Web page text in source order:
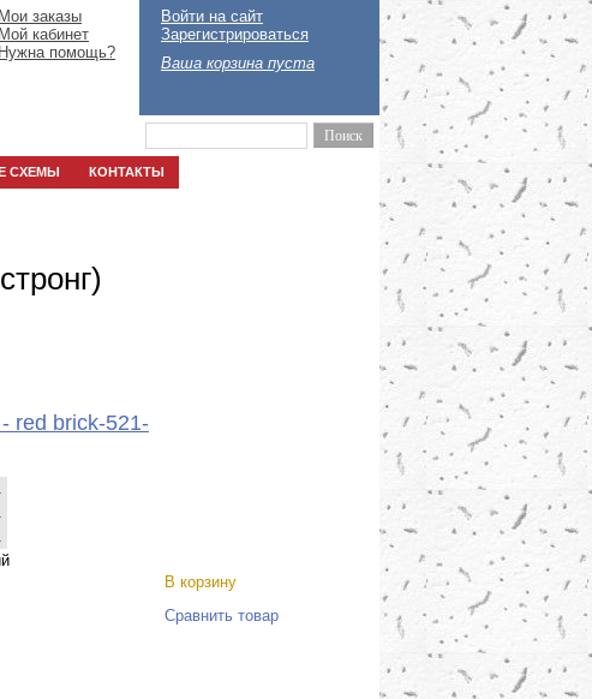
СХЕМЫ КОНТАКТЫ
Мои заказы
Мой кабинет
Нужна помощь?
Войти на сайт
Зарегистрироваться
Ваша корзина пуста
red brick-521-
В корзину
Сравнить товар